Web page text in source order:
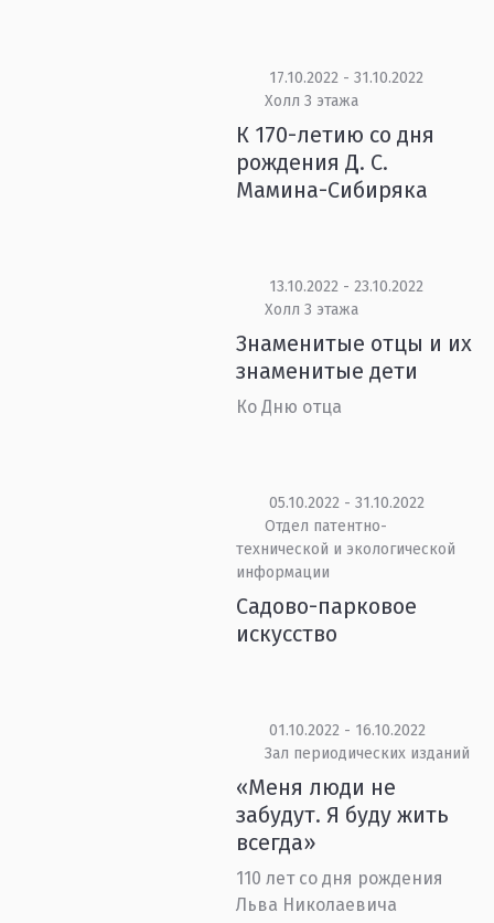
17.10.2022 - 31.10.2022
Холл 3 этажа
К 170-летию со дня
рождения Д. С.
Мамина-Сибиряка
13.10.2022 - 23.10.2022
Холл 3 этажа
Знаменитые отцы и их
знаменитые дети
Ко Дню отца
05.10.2022 - 31.10.2022
Отдел патентно-
технической и экологической
информации
Садово-парковое
искусство
01.10.2022 - 16.10.2022
Зал периодических изданий
«Меня люди не
забудут. Я буду жить
всегда»
110 лет со дня рождения
Льва Николаевича